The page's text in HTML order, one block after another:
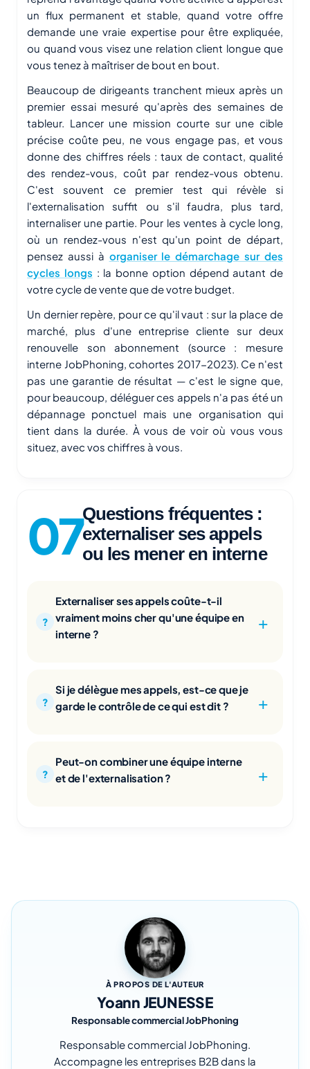
un flux permanent et stable, quand votre offre
demande une vraie expertise pour être expliquée,
ou quand vous visez une relation client longue que
vous tenez à maîtriser de bout en bout.
Beaucoup de dirigeants tranchent mieux après un
premier essai mesuré qu'après des semaines de
tableur. Lancer une mission courte sur une cible
précise coûte peu, ne vous engage pas, et vous
donne des chiffres réels : taux de contact, qualité
des rendez-vous, coût par rendez-vous obtenu.
C'est souvent ce premier test qui révèle si
l'externalisation suffit ou s'il faudra, plus tard,
internaliser une partie. Pour les ventes à cycle long,
où un rendez-vous n'est qu'un point de départ,
pensez aussi à organiser le démarchage sur des
cycles longs : la bonne option dépend autant de
votre cycle de vente que de votre budget.
Un dernier repère, pour ce qu'il vaut : sur la place de
marché, plus d'une entreprise cliente sur deux
renouvelle son abonnement (source : mesure
interne JobPhoning, cohortes 2017-2023). Ce n'est
pas une garantie de résultat — c'est le signe que,
pour beaucoup, déléguer ces appels n'a pas été un
dépannage ponctuel mais une organisation qui
tient dans la durée. À vous de voir où vous vous
situez, avec vos chiffres à vous.
Questions fréquentes :
externaliser ses appels
ou les mener en interne
Externaliser ses appels coûte-t-il
vraiment moins cher qu'une équipe en
interne ?
Si je délègue mes appels, est-ce que je
garde le contrôle de ce qui est dit ?
Peut-on combiner une équipe interne
et de l'externalisation ?
À PROPOS DE L'AUTEUR
Yoann JEUNESSE
Responsable commercial JobPhoning
Responsable commercial JobPhoning.
Accompagne les entreprises B2B dans la